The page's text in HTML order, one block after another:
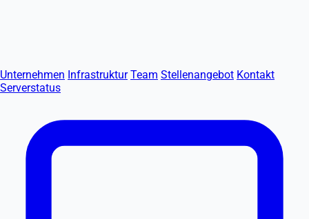
Unternehmen Infrastruktur Team Stellenangebot Kontakt
Serverstatus